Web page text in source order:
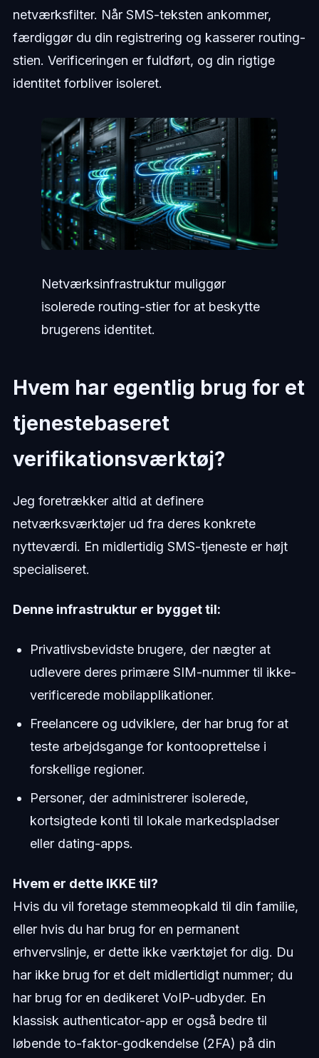
netværksfilter. Når SMS-teksten ankommer,
færdiggør du din registrering og kasserer routing-
stien. Verificeringen er fuldført, og din rigtige
identitet forbliver isoleret.
Netværksinfrastruktur muliggør
isolerede routing-stier for at beskytte
brugerens identitet.
Hvem har egentlig brug for et
tjenestebaseret
verifikationsværktøj?
Jeg foretrækker altid at definere
netværksværktøjer ud fra deres konkrete
nytteværdi. En midlertidig SMS-tjeneste er højt
specialiseret.
Denne infrastruktur er bygget til:
Privatlivsbevidste brugere, der nægter at
udlevere deres primære SIM-nummer til ikke-
verificerede mobilapplikationer.
Freelancere og udviklere, der har brug for at
teste arbejdsgange for kontooprettelse i
forskellige regioner.
Personer, der administrerer isolerede,
kortsigtede konti til lokale markedspladser
eller dating-apps.
Hvem er dette IKKE til?
Hvis du vil foretage stemmeopkald til din familie,
eller hvis du har brug for en permanent
erhvervslinje, er dette ikke værktøjet for dig. Du
har ikke brug for et delt midlertidigt nummer; du
har brug for en dedikeret VoIP-udbyder. En
klassisk authenticator-app er også bedre til
løbende to-faktor-godkendelse (2FA) på din